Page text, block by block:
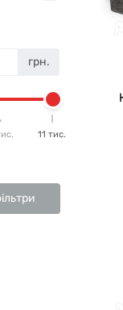
грн.
11 тис.